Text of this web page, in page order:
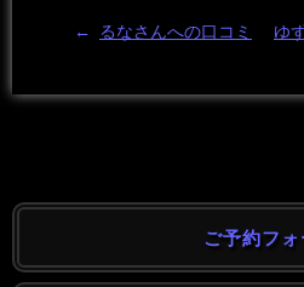
← るなさんへの口コミ ゆ
ご予約フォ